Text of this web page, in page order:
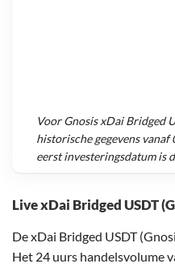
Live xDai Bridged USDT
De xDai Bridged USDT
Het 24 uurs handelsvolume
VoorGnosis xDai Bridged
historische gegevens vanaf
eerst investeringsdatum is